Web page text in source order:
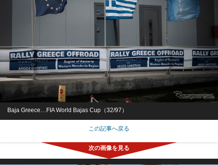
Baja Greece…FIA World Bajas Cup（32/97）
この記事へ戻る